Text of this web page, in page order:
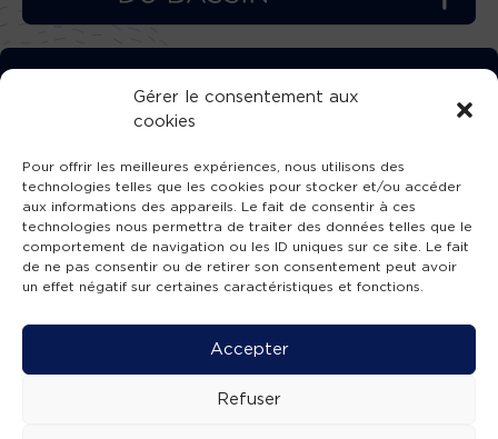
Gérer le consentement aux
cookies
Pour offrir les meilleures expériences, nous utilisons des
technologies telles que les cookies pour stocker et/ou accéder
aux informations des appareils. Le fait de consentir à ces
technologies nous permettra de traiter des données telles que le
comportement de navigation ou les ID uniques sur ce site. Le fait
de ne pas consentir ou de retirer son consentement peut avoir
un effet négatif sur certaines caractéristiques et fonctions.
Accepter
Refuser
TÉLÉCHARGEZ GRATUITEMENT
L’APPLICATION TVBA !
SUIVEZ-NOUS !
Mentions légales -Accessibilité